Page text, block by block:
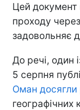
Цей документ
проходу
задовольняє
До речі, один
5 серпня
Оман досягли
географічних